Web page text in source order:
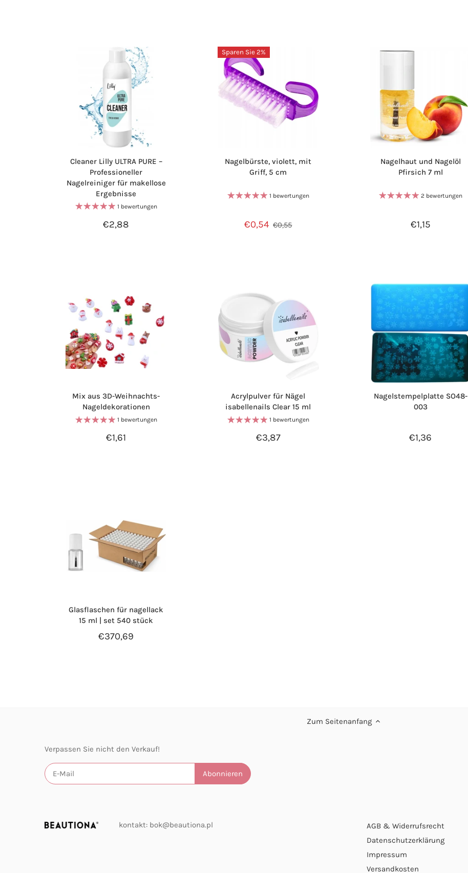
Cleaner Lilly ULTRA PURE –
Professioneller
Nagelreiniger für makellose
Ergebnisse
1 bewertungen
€2,88
Sparen Sie 2%
Nagelbürste, violett, mit
Griff, 5 cm
1 bewertungen
€0,54 €0,55
Nagelhaut und Nagelöl
Pfirsich 7 ml
2 bewertungen
€1,15
Mix aus 3D-Weihnachts-
Nageldekorationen
1 bewertungen
€1,61
Acrylpulver für Nägel
isabellenails Clear 15 ml
1 bewertungen
€3,87
Nagelstempelplatte SO48-
003
€1,36
Glasflaschen für nagellack
15 ml | set 540 stück
€370,69
Zum Seitenanfang
Verpassen Sie nicht den Verkauf!
kontakt: bok@beautiona.pl
AGB & Widerrufsrecht
Datenschutzerklärung
Impressum
Versandkosten